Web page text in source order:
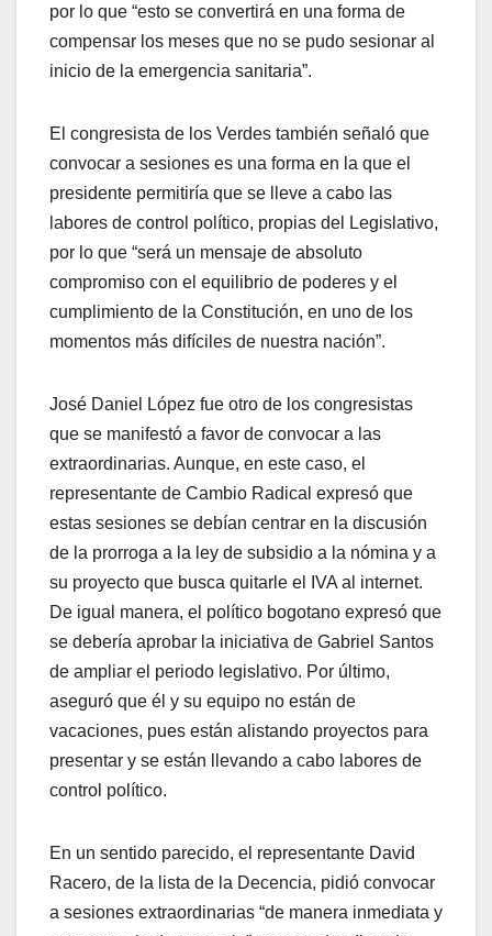
por lo que “esto se convertirá en una forma de
compensar los meses que no se pudo sesionar al
inicio de la emergencia sanitaria”.
El congresista de los Verdes también señaló que
convocar a sesiones es una forma en la que el
presidente permitiría que se lleve a cabo las
labores de control político, propias del Legislativo,
por lo que “será un mensaje de absoluto
compromiso con el equilibrio de poderes y el
cumplimiento de la Constitución, en uno de los
momentos más difíciles de nuestra nación”.
José Daniel López fue otro de los congresistas
que se manifestó a favor de convocar a las
extraordinarias. Aunque, en este caso, el
representante de Cambio Radical expresó que
estas sesiones se debían centrar en la discusión
de la prorroga a la ley de subsidio a la nómina y a
su proyecto que busca quitarle el IVA al internet.
De igual manera, el político bogotano expresó que
se debería aprobar la iniciativa de Gabriel Santos
de ampliar el periodo legislativo. Por último,
aseguró que él y su equipo no están de
vacaciones, pues están alistando proyectos para
presentar y se están llevando a cabo labores de
control político.
En un sentido parecido, el representante David
Racero, de la lista de la Decencia, pidió convocar
a sesiones extraordinarias “de manera inmediata y